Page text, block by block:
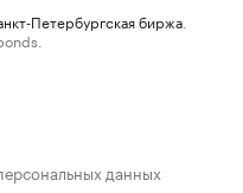
Петербургская биржа
данных